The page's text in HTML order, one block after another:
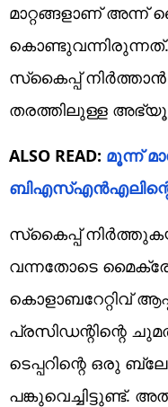
മാറ്റങ്ങളാണ് അന്ന്
സ്‌കൈപ്പ്
തരത്തിലുള്ള
ALSO READ: മൂന്ന്
ബിഎസ്എൻഎലിന്റെ
സ്‌കൈപ്പ്
വന്നതോടെ
കൊളാബറേറ്റിവ്
പ്രസിഡന്റിന്റെ
ടെപ്പറിന്റെ ഒരു
പങ്കുവെച്ചിട്ടുണ്ട്.